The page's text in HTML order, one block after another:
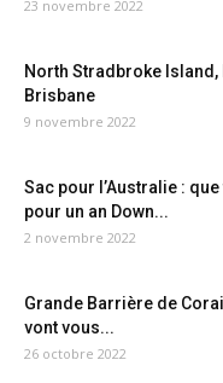
23 novembre 2022
North Stradbroke
Brisbane
9 novembre 2022
Sac pour l’Australie :
pour un an Down...
2 novembre 2022
Grande Barrière de
vont vous...
26 octobre 2022